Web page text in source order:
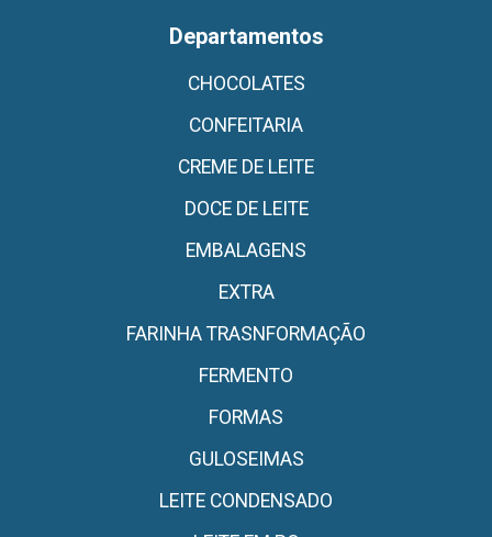
Departamentos
CHOCOLATES
CONFEITARIA
CREME DE LEITE
DOCE DE LEITE
EMBALAGENS
EXTRA
FARINHA TRASNFORMAÇÃO
FERMENTO
FORMAS
GULOSEIMAS
LEITE CONDENSADO